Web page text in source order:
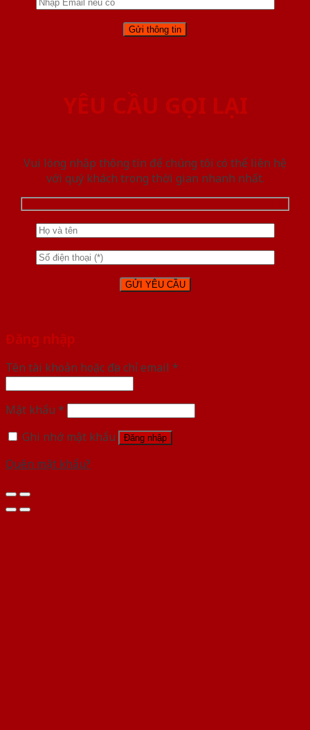
YÊU CẦU GỌI LẠI
Vui lòng nhập thông tin để chúng tôi có thể liên hệ
với quý khách trong thời gian nhanh nhất.
Đăng nhập
Tên tài khoản hoặc địa chỉ email *
Mật khẩu *
Ghi nhớ mật khẩu
Đăng nhập
Quên mật khẩu?